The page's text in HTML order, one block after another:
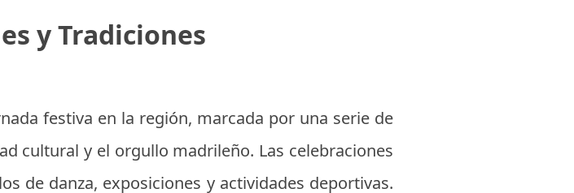
y Tradiciones
festiva en la región, marcada por una serie de
cultural y el orgullo madrileño. Las celebraciones
de danza, exposiciones y actividades deportivas.